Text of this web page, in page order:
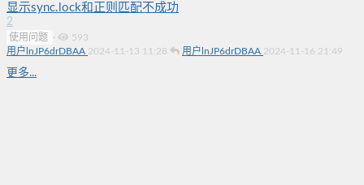
显示sync.lock和正则匹配不成功
2
使用问题 ·
593
用户lnJP6drDBAA 2024-11-13 11:28 用户lnJP6drDBAA 2024-11-16 21:49
更多...